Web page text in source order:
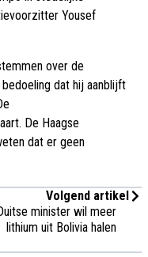
Yousef
over de
dat hij aanblijft
De Haagse
dat er geen
Volgend artikel
minister wil meer
lithium uit Bolivia halen